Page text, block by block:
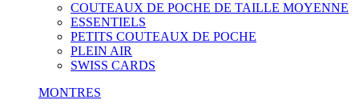
COUTEAUX DE POCHE DE TAILLE MOYENNE
ESSENTIELS
PETITS COUTEAUX DE POCHE
PLEIN AIR
SWISS CARDS
MONTRES